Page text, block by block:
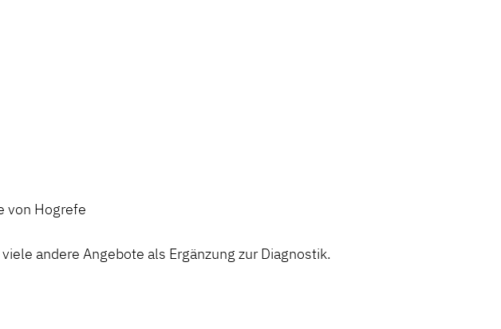
von Hogrefe
andere Angebote als Ergänzung zur Diagnostik.